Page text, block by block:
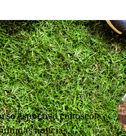
esportivo conosco!
notícias,